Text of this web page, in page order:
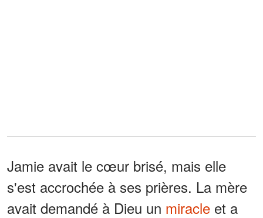
Jamie avait le cœur brisé, mais elle
s'est accrochée à ses prières. La mère
avait demandé à Dieu un miracle et a